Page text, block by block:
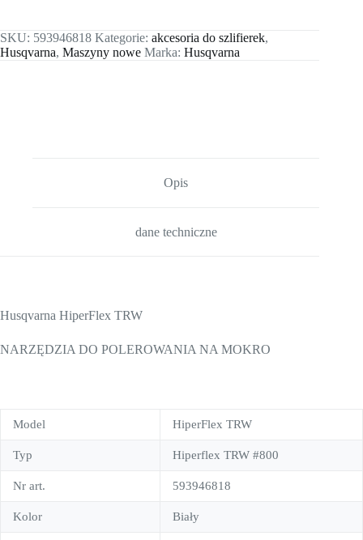
SKU: 593946818 Kategorie: akcesoria do szlifierek,
Husqvarna, Maszyny nowe Marka: Husqvarna
Opis
dane techniczne
Husqvarna HiperFlex TRW
NARZĘDZIA DO POLEROWANIA NA MOKRO
Model HiperFlex TRW
Typ Hiperflex TRW #800
Nr art. 593946818
Kolor Biały